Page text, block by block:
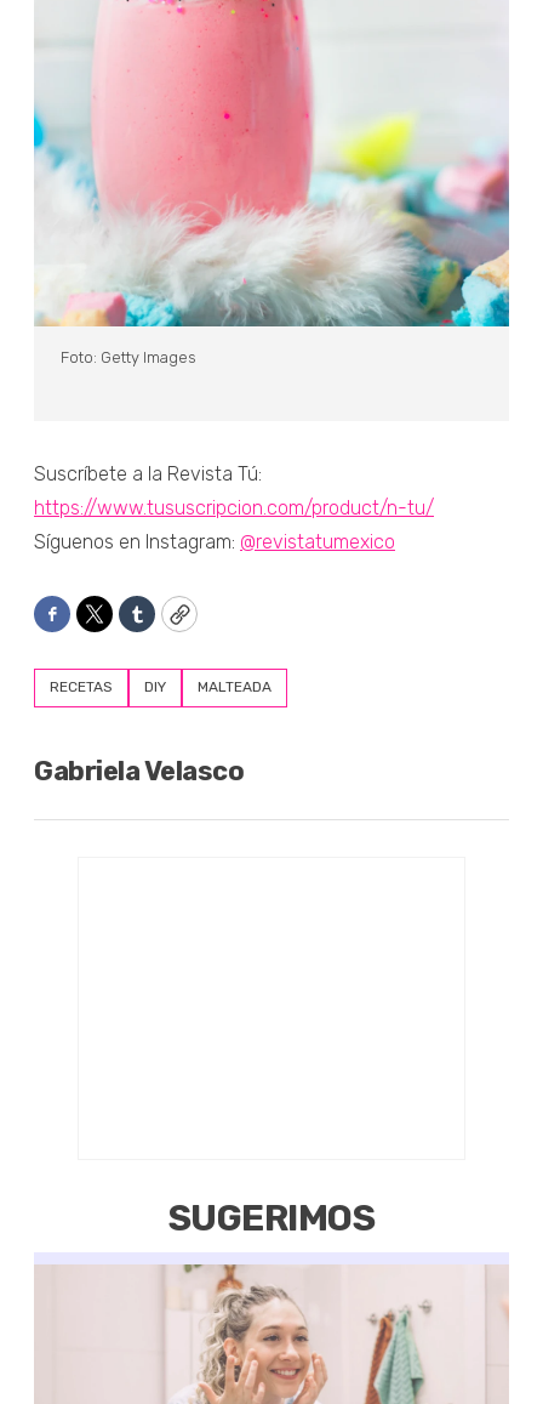
Foto: Getty Images
Suscríbete a la Revista Tú:
https://www.tususcripcion.com/product/n-tu/
Síguenos en Instagram: @revistatumexico
Facebook
TwitterTumblrCopy
RECETAS DIY MALTEADA
Gabriela Velasco
SUGERIMOS